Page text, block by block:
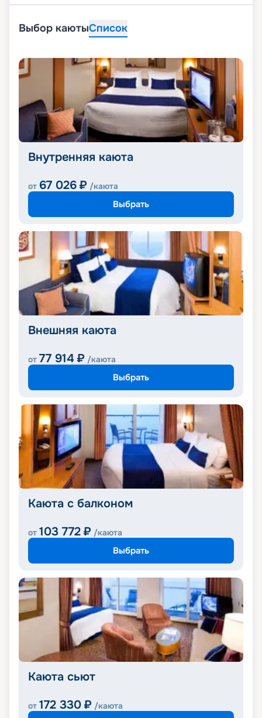
Выбор каютыСписок
Внутренняя каюта
от 67 026 ₽ /каюта
Выбрать
Внешняя каюта
от 77 914 ₽ /каюта
Выбрать
Каюта с балконом
от 103 772 ₽ /каюта
Выбрать
Каюта сьют
от 172 330 ₽ /каюта